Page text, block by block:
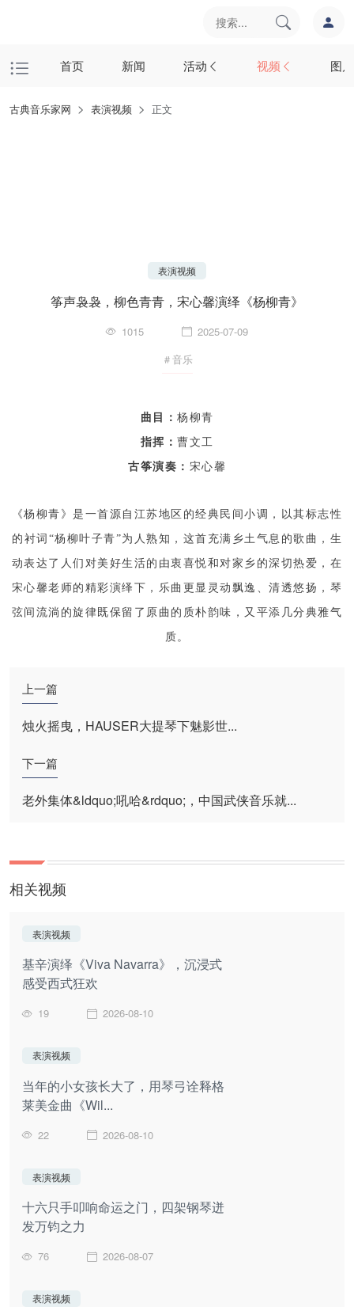
首页 新闻 活动 视频 图片
古典音乐家网 表演视频 正文
表演视频
筝声袅袅，柳色青青，宋心馨演绎《杨柳青》
1015
2025-07-09
＃音乐
曲目： 杨柳青
指挥： 曹文工
古筝演奏： 宋心馨
《杨柳青》是一首源自江苏地区的经典民间小调，以其标志性
的衬词“杨柳叶子青”为人熟知，这首充满乡土气息的歌曲，生
动表达了人们对美好生活的由衷喜悦和对家乡的深切热爱，在
宋心馨老师的精彩演绎下，乐曲更显灵动飘逸、清透悠扬，琴
弦间流淌的旋律既保留了原曲的质朴韵味，又平添几分典雅气
质。
上一篇
烛火摇曳，HAUSER大提琴下魅影世...
下一篇
老外集体&ldquo;吼哈&rdquo;，中国武侠音乐就...
相关视频
表演视频
基辛演绎《Viva Navarra》，沉浸式
感受西式狂欢
19 2026-08-10
表演视频
当年的小女孩长大了，用琴弓诠释格
莱美金曲《Wil...
22 2026-08-10
表演视频
十六只手叩响命运之门，四架钢琴迸
发万钧之力
76 2026-08-07
表演视频